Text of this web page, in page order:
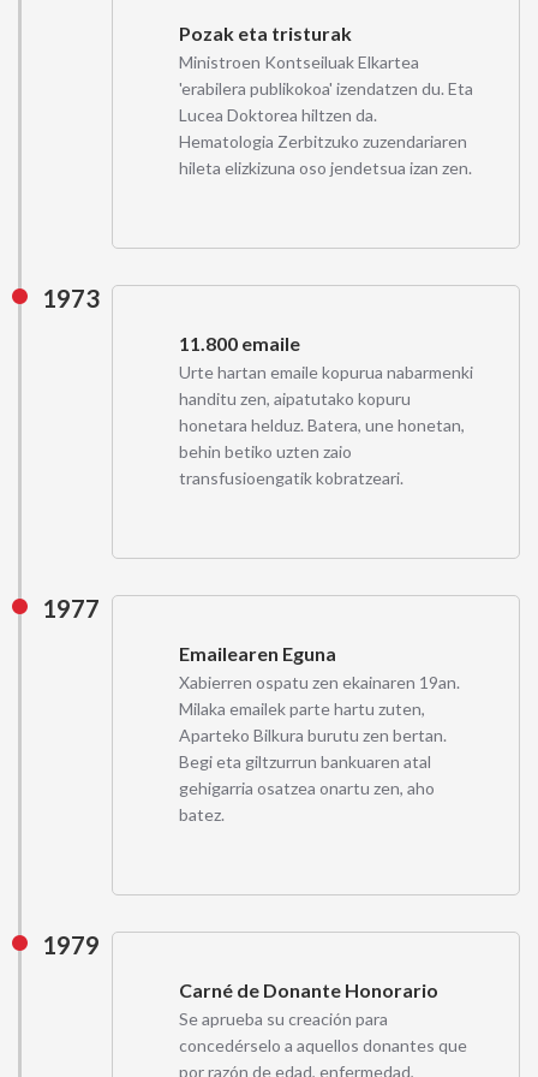
Pozak eta tristurak
Ministroen Kontseiluak Elkartea
'erabilera publikokoa' izendatzen du. Eta
Lucea Doktorea hiltzen da.
Hematologia Zerbitzuko zuzendariaren
hileta elizkizuna oso jendetsua izan zen.
1973
11.800 emaile
Urte hartan emaile kopurua nabarmenki
handitu zen, aipatutako kopuru
honetara helduz. Batera, une honetan,
behin betiko uzten zaio
transfusioengatik kobratzeari.
1977
Emailearen Eguna
Xabierren ospatu zen ekainaren 19an.
Milaka emailek parte hartu zuten,
Aparteko Bilkura burutu zen bertan.
Begi eta giltzurrun bankuaren atal
gehigarria osatzea onartu zen, aho
batez.
1979
Carné de Donante Honorario
Se aprueba su creación para
concedérselo a aquellos donantes que
por razón de edad, enfermedad,